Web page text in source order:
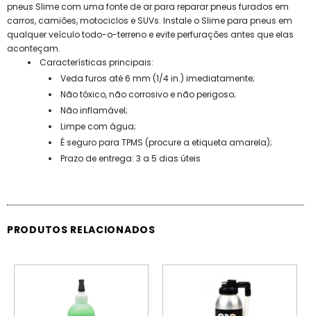
pneus Slime com uma fonte de ar para reparar pneus furados em
carros, camiões, motociclos e SUVs. Instale o Slime para pneus em
qualquer veículo todo-o-terreno e evite perfurações antes que elas
aconteçam.
Características principais:
Veda furos até 6 mm (1/4 in.) imediatamente;
Não tóxico, não corrosivo e não perigoso;
Não inflamável;
Limpe com água;
É seguro para TPMS (procure a etiqueta amarela);
Prazo de entrega: 3 a 5 dias úteis
PRODUTOS RELACIONADOS